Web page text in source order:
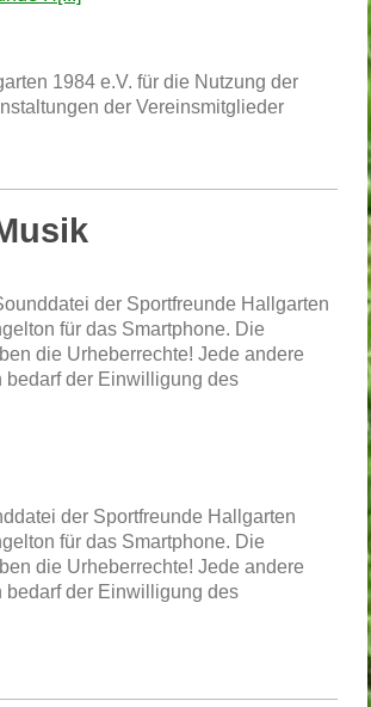
1984 e.V. für die Nutzung der
der Vereinsmitglieder
der Sportfreunde Hallgarten
für das Smartphone. Die
die Urheberrechte! Jede andere
bedarf der Einwilligung des
der Sportfreunde Hallgarten
für das Smartphone. Die
die Urheberrechte! Jede andere
bedarf der Einwilligung des